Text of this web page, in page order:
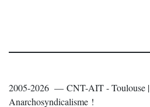
2005-2026 — CNT-AIT - Toulouse |
Anarchosyndicalisme !